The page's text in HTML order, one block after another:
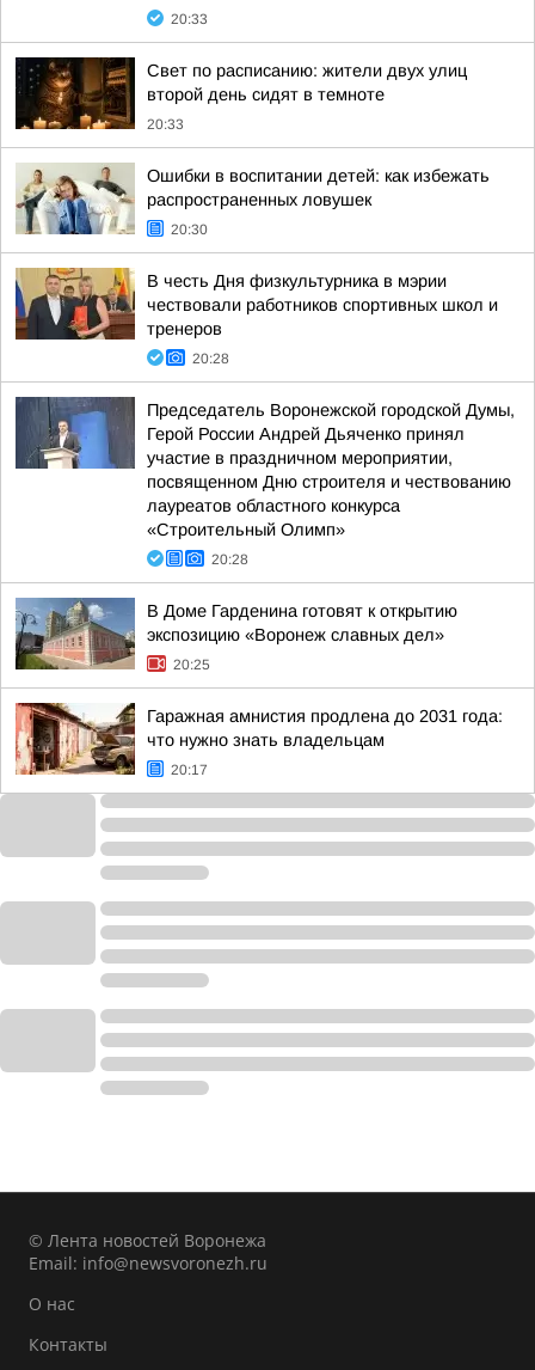
20:33
Свет по расписанию: жители двух улиц
второй день сидят в темноте
20:33
Ошибки в воспитании детей: как избежать
распространенных ловушек
20:30
В честь Дня физкультурника в мэрии
чествовали работников спортивных школ и
тренеров
20:28
Председатель Воронежской городской Думы,
Герой России Андрей Дьяченко принял
участие в праздничном мероприятии,
посвященном Дню строителя и чествованию
лауреатов областного конкурса
«Строительный Олимп»
20:28
В Доме Гарденина готовят к открытию
экспозицию «Воронеж славных дел»
20:25
Гаражная амнистия продлена до 2031 года:
что нужно знать владельцам
20:17
© Лента новостей Воронежа
Email: info@newsvoronezh.ru
О нас
Контакты